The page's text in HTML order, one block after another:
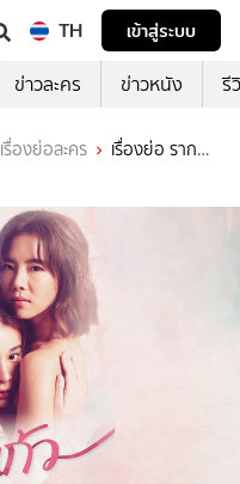
TH
เข้าสู่ระบบ
ข่าวละคร ข่าวหนัง รี
เรื่องย่อละคร
เรื่องย่อ ราก